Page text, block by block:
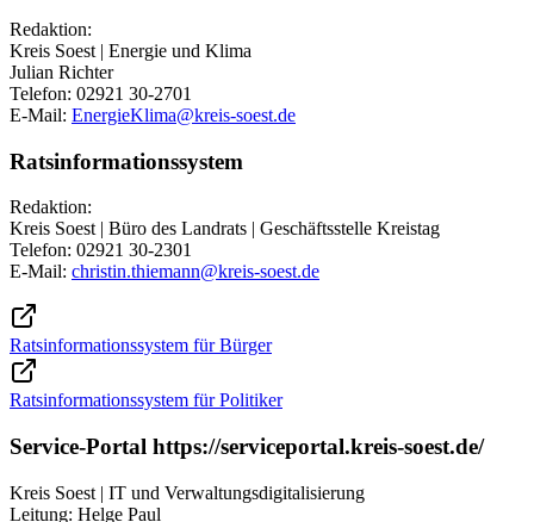
Redaktion:
Kreis Soest | Energie und Klima
Julian Richter
Telefon: 02921 30-2701
E-Mail: EnergieKlima@​kreis-soest.de
Ratsinformationssystem
Redaktion:
Kreis Soest | Büro des Landrats | Geschäftsstelle Kreistag
Telefon: 02921 30-2301
E-Mail: christin.thiemann@​kreis-soest.de
Ratsinformationssystem für Bürger
Ratsinformationssystem für Politiker
Service-Portal https://serviceportal.kreis-soest.de/
Kreis Soest | IT und Verwaltungsdigitalisierung
Leitung: Helge Paul